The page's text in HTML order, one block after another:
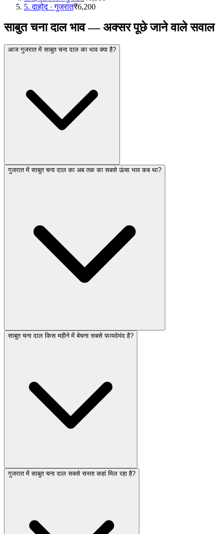
5.दाहोद ·गुजरात₹6,200
साबुत चना दाल भाव — अक्सर पूछे जाने वाले सवाल
आज गुजरात में साबुत चना दाल का भाव क्या है?
गुजरात में साबुत चना दाल का अब तक का सबसे ऊंचा भाव कब था?
साबुत चना दाल किस महीने में बेचना सबसे फायदेमंद है?
गुजरात में साबुत चना दाल सबसे सस्ता कहां मिल रहा है?